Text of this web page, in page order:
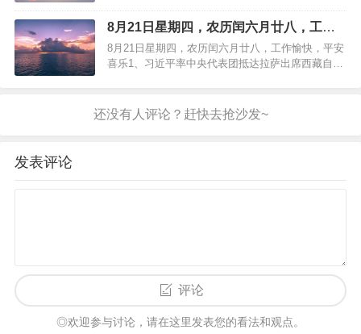
亿，交付量同比增超两倍3、广州警方：余某翔因涉
嫌冒充军人招摇撞骗罪被依法采取刑事强制措施4、
加大全民健身场地供给，目前我国社区15分钟健身
圈基本实现5、东航…
8月21日星期四，农历闰六月廿八，工作
愉快，平安喜乐
8月21日星期四，农历闰六月廿八，工作愉快，平安
喜乐1、习近平率中央代表团抵达拉萨出席西藏自治
例基孔肯雅热病例，疾控提示筑牢校园健康防线4、
阅兵活动按照阅兵式、分列式2个步骤进行，时长约
发表评论
评论
◎欢迎参与讨论，请在这里发表您的看法和观点。